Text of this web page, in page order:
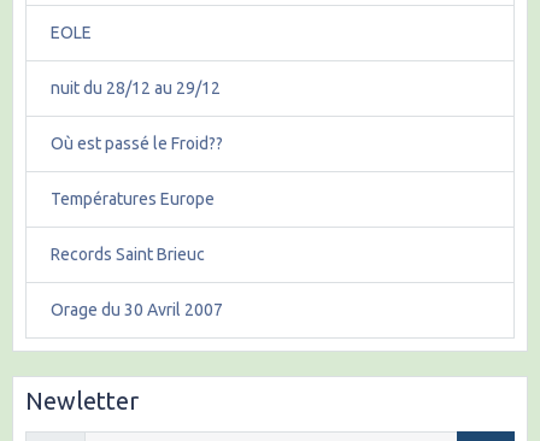
EOLE
nuit du 28/12 au 29/12
Où est passé le Froid??
Températures Europe
Records Saint Brieuc
Orage du 30 Avril 2007
Newletter